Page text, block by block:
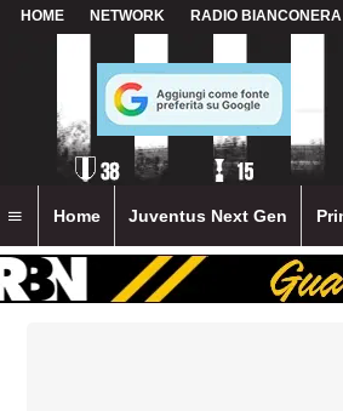
HOME NETWORK RADIO BIANCONERA
Home Juventus Next Gen